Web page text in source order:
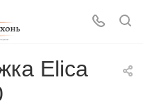
Elica